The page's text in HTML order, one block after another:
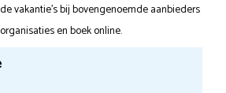
vakantie's bij bovengenoemde aanbieders
en boek online.